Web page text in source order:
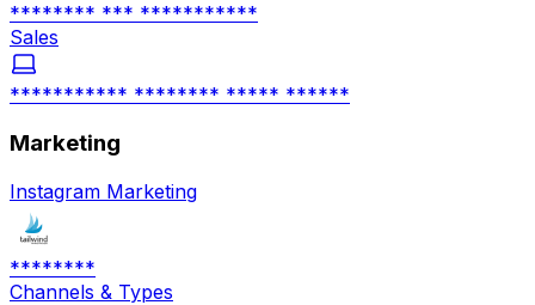
******** *** ***********
Sales
*********** ******** ***** ******
Marketing
Instagram Marketing
********
Channels & Types